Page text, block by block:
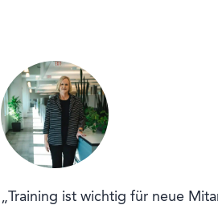
„Training ist wichtig für neue